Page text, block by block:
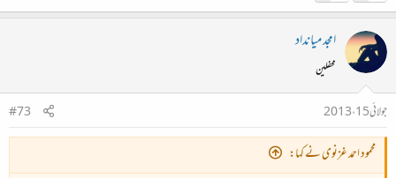
امجد میانداد
محفلین
جولائی 15، 2013
#73
محمود احمد غزنوی نے کہا: